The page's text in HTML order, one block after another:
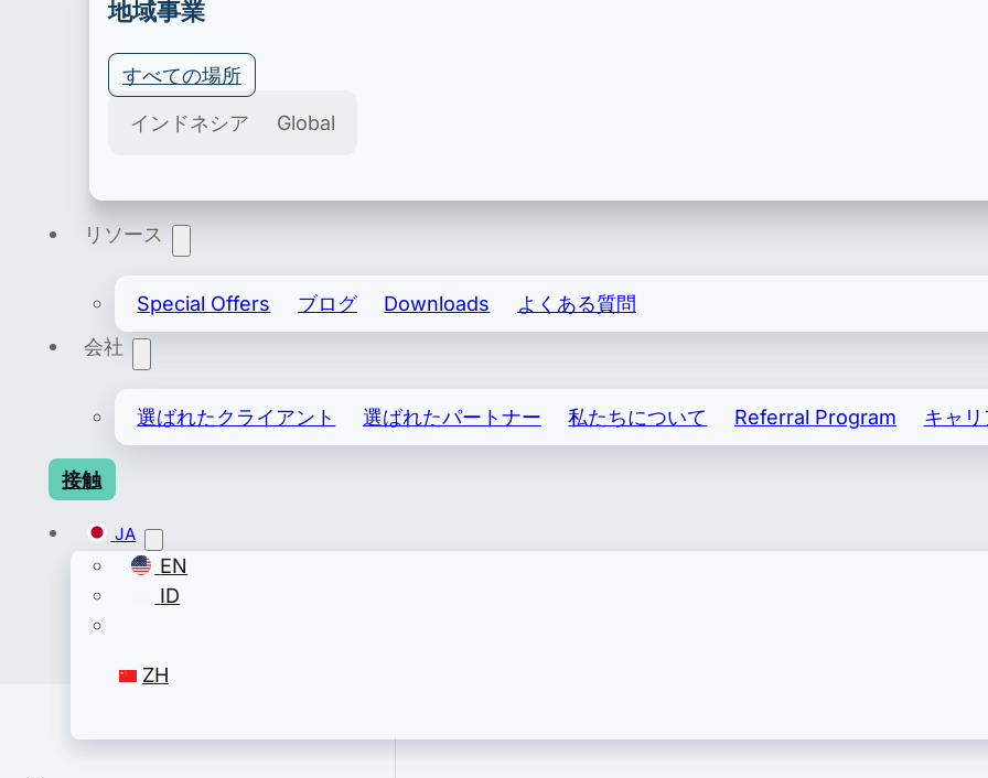
Export & Import
地域事業
すべての場所
インドネシア
Global
リソース
Special Offers ブログ Downloads
よくある質問
会社
選ばれたクライアント 選ばれたパートナー 私たちについて Referral Program キャリ
接触
JA
EN
ID
ZH